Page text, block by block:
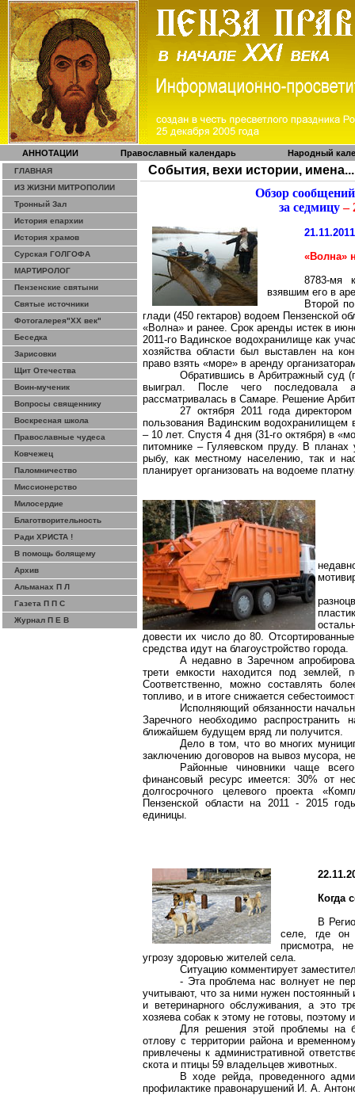
АННОТАЦИИ Православный календарь Народный
ГЛАВНАЯ
ИЗ ЖИЗНИ МИТРОПОЛИИ
Тронный Зал
История епархии
История храмов
Сурская ГОЛГОФА
МАРТИРОЛОГ
Пензенские святыни
Святые источники
Фотогалерея"ХХ век"
Беседка
Зарисовки
Щит Отечества
Воин-мученик
Вопросы священнику
Воскресная школа
Православные чудеса
Ковчежец
Паломничество
Миссионерство
Милосердие
Благотворительность
Ради ХРИСТА !
В помощь болящему
Архив
Альманах П Л
Газета П П С
Журнал П Е В
События, вехи истории, имена...
Обзор
за седмицу–
21.11.2011
«Волна»
8783-мя
взявшим его в
Второй
глади (450 гектаров) водоем Пензенской
«Волна» и ранее. Срок аренды истек в
2011-го Вадинское водохранилище как
хозяйства области был выставлен на
право взять «море» в аренду
Обратившись в Арбитражный суд
выиграл. После чего последовала
рассматривалась в Самаре. Решение
27 октября 2011 года
пользования Вадинским водохранилищем
– 10 лет. Спустя 4 дня (31-го октября) в
питомнике – Гуляевском пруду. В
рыбу, как местному населению, так и
планирует организовать на водоеме
довести их число до 80.
средства идут на благоустройство города.
А недавно в Заречном
трети емкости находится под землей,
Соответственно, можно составлять
топливо, и в итоге снижается
Исполняющий обязанности
Заречного необходимо
ближайшем будущем вряд ли получится.
Дело в том, что во многих
заключению договоров на вывоз мусора,
Районные чиновники чаще
финансовый ресурс имеется: 30% от
долгосрочного целевого проекта
Пензенской области на 2011 - 2015
единицы.
Когда
В
селе, где он
присмотра,
угрозу здоровью жителей села.
Ситуацию комментирует
- Эта проблема нас волнует не
учитывают, что за ними нужен
и ветеринарного обслуживания, а это
хозяева собак к этому не готовы,
Для решения этой проблемы на
отлову с территории района и
привлечены к административной
скота и птицы 59 владельцев животных.
В ходе рейда, проведенного
профилактике правонарушений И. А.